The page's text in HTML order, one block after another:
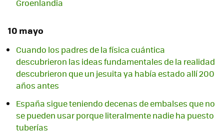
Groenlandia
10 mayo
Cuando los padres de la física cuántica
descubrieron las ideas fundamentales de la realidad
descubrieron que un jesuita ya había estado allí 200
años antes
España sigue teniendo decenas de embalses que no
se pueden usar porque literalmente nadie ha puesto
tuberías